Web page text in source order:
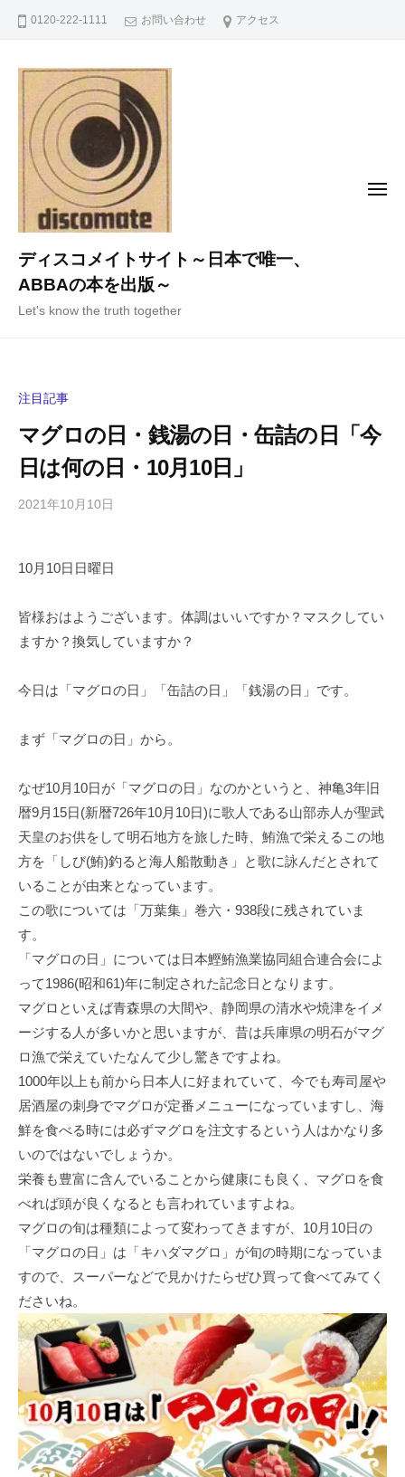
0120-222-1111 お問い合わせ アクセス
ディスコメイトサイト～日本で唯一、
ABBAの本を出版～
Let's know the truth together
メ
注目記事
マグロの日・銭湯の日・缶詰の日「今
日は何の日・10月10日」
2021年10月10日
a
s
y
m
メ
ン
10月10日日曜日
皆様おはようございます。体調はいいですか？マスクしてい
ますか？換気していますか？
今日は「マグロの日」「缶詰の日」「銭湯の日」です。
まず「マグロの日」から。
なぜ10月10日が「マグロの日」なのかというと、神亀3年旧
暦9月15日(新暦726年10月10日)に歌人である山部赤人が聖武
天皇のお供をして明石地方を旅した時、鮪漁で栄えるこの地
方を「しび(鮪)釣ると海人船散動き」と歌に詠んだとされて
いることが由来となっています。
この歌については「万葉集」巻六・938段に残されていま
す。
「マグロの日」については日本鰹鮪漁業協同組合連合会によ
って1986(昭和61)年に制定された記念日となります。
マグロといえば青森県の大間や、静岡県の清水や焼津をイメ
ージする人が多いかと思いますが、昔は兵庫県の明石がマグ
ロ漁で栄えていたなんて少し驚きですよね。
1000年以上も前から日本人に好まれていて、今でも寿司屋や
居酒屋の刺身でマグロが定番メニューになっていますし、海
鮮を食べる時には必ずマグロを注文するという人はかなり多
いのではないでしょうか。
栄養も豊富に含んでいることから健康にも良く、マグロを食
べれば頭が良くなるとも言われていますよね。
マグロの旬は種類によって変わってきますが、10月10日の
「マグロの日」は「キハダマグロ」が旬の時期になっていま
すので、スーパーなどで見かけたらぜひ買って食べてみてく
ださいね。